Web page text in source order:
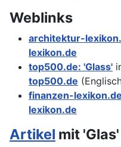
Weblinks
architektur-
lexikon.de
top500.de: 'Glass'
top500.de
finanzen-
lexikon.de
Artikel mit